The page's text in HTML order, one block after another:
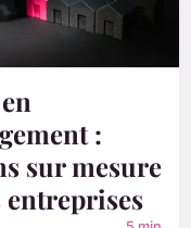
:
sur mesure
entreprises